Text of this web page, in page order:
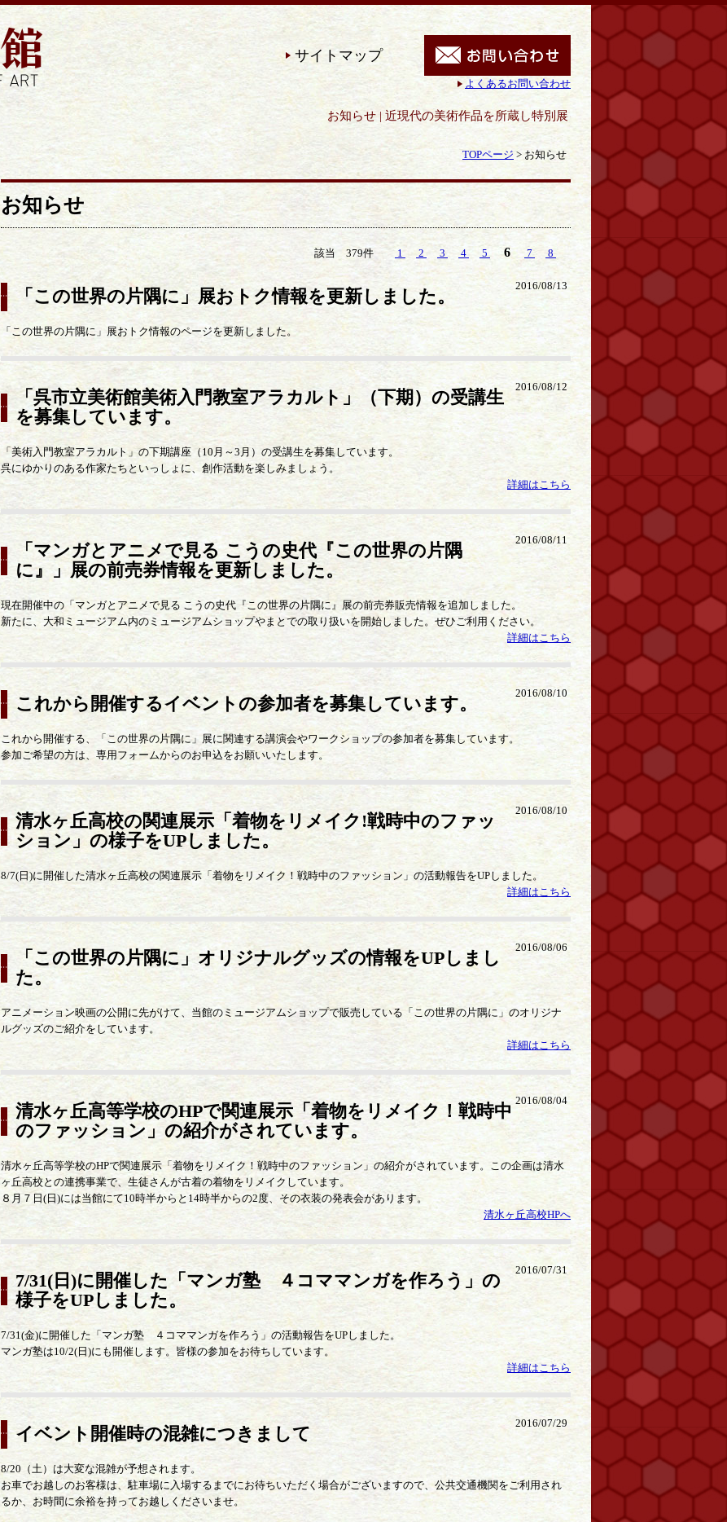
サイトマップ
よくあるお問い合わせ
お知らせ | 近現代の美術作品を所蔵し特別展も開催｜呉市立美術館
TOPページ > お知らせ
お知らせ
該当 379件 1 2 3 4 5 6 7 8
2016/08/13
「この世界の片隅に」展おトク情報を更新しました。
「この世界の片隅に」展おトク情報のページを更新しました。
2016/08/12
「呉市立美術館美術入門教室アラカルト」（下期）の受講生
を募集しています。
「美術入門教室アラカルト」の下期講座（10月～3月）の受講生を募集しています。
呉にゆかりのある作家たちといっしょに、創作活動を楽しみましょう。
詳細はこちら
2016/08/11
「マンガとアニメで見る こうの史代『この世界の片隅
に』」展の前売券情報を更新しました。
現在開催中の「マンガとアニメで見る こうの史代『この世界の片隅に』展の前売券販売情報を追加しました。
新たに、大和ミュージアム内のミュージアムショップやまとでの取り扱いを開始しました。ぜひご利用ください。
詳細はこちら
2016/08/10
これから開催するイベントの参加者を募集しています。
これから開催する、「この世界の片隅に」展に関連する講演会やワークショップの参加者を募集しています。
参加ご希望の方は、専用フォームからのお申込をお願いいたします。
2016/08/10
清水ヶ丘高校の関連展示「着物をリメイク!戦時中のファッ
ション」の様子をUPしました。
8/7(日)に開催した清水ヶ丘高校の関連展示「着物をリメイク！戦時中のファッション」の活動報告をUPしました。
詳細はこちら
2016/08/06
「この世界の片隅に」オリジナルグッズの情報をUPしまし
た。
アニメーション映画の公開に先がけて、当館のミュージアムショップで販売している「この世界の片隅に」のオリジナ
ルグッズのご紹介をしています。
詳細はこちら
2016/08/04
清水ヶ丘高等学校のHPで関連展示「着物をリメイク！戦時中
のファッション」の紹介がされています。
清水ヶ丘高等学校のHPで関連展示「着物をリメイク！戦時中のファッション」の紹介がされています。この企画は清水
ヶ丘高校との連携事業で、生徒さんが古着の着物をリメイクしています。
８月７日(日)には当館にて10時半からと14時半からの2度、その衣装の発表会があります。
清水ヶ丘高校HPへ
2016/07/31
7/31(日)に開催した「マンガ塾 ４コママンガを作ろう」の
様子をUPしました。
7/31(金)に開催した「マンガ塾 ４コママンガを作ろう」の活動報告をUPしました。
マンガ塾は10/2(日)にも開催します。皆様の参加をお待ちしています。
詳細はこちら
2016/07/29
イベント開催時の混雑につきまして
8/20（土）は大変な混雑が予想されます。
お車でお越しのお客様は、駐車場に入場するまでにお待ちいただく場合がございますので、公共交通機関をご利用され
るか、お時間に余裕を持ってお越しくださいませ。